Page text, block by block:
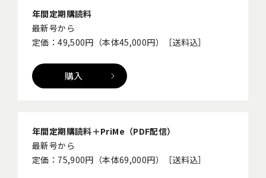
年間定期購読料
最新号から
定価：49,500円（本体45,000円）［送料込］
購入
年間定期購読料＋PriMe（PDF配信）
最新号から
定価：75,900円（本体69,000円）［送料込］